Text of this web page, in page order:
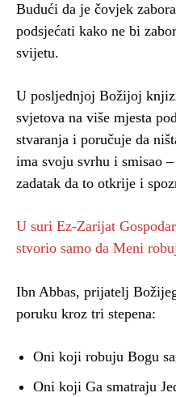
Budući da je čovjek
podsjećati kako ne bi
svijetu.
U posljednjoj Božijoj
svjetova na više mjesta
stvaranja i poručuje da
ima svoju svrhu i smisao
zadatak da to otkrije i
U suri Ez-Zarijat
stvorio samo da Meni
Ibn Abbas, prijatelj
poruku kroz tri stepena:
Oni koji robuju Bogu
Oni koji Ga smatraju